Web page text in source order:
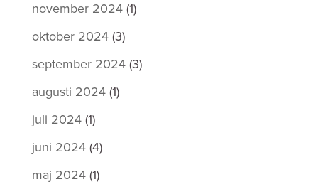
november 2024(1)
oktober 2024(3)
september 2024(3)
augusti 2024(1)
juli 2024(1)
juni 2024(4)
maj 2024(1)